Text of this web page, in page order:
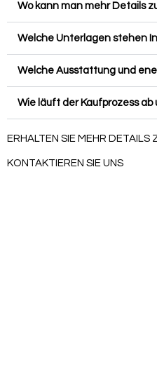
Wo kann man mehr Details
Welche Unterlagen stehen
Welche Ausstattung und
Wie läuft der Kaufprozess
ERHALTEN SIE MEHR DETAILS
KONTAKTIEREN SIE UNS